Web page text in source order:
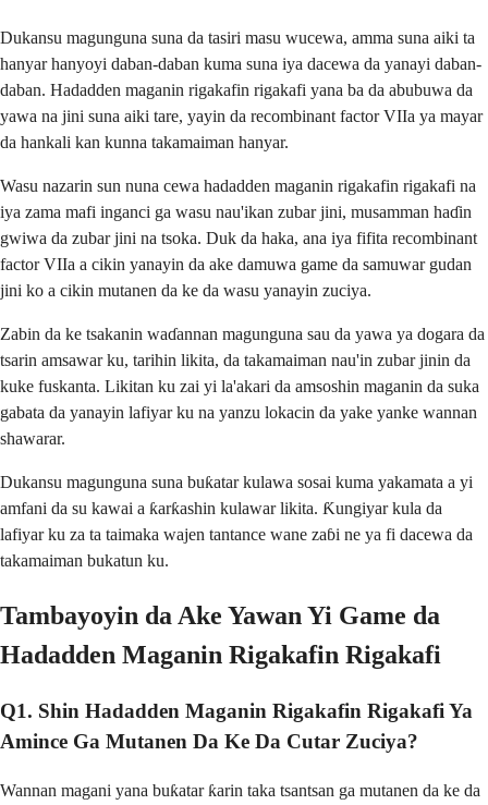
Dukansu magunguna suna da tasiri masu wucewa, amma suna aiki ta
hanyar hanyoyi daban-daban kuma suna iya dacewa da yanayi daban-
daban. Hadadden maganin rigakafin rigakafi yana ba da abubuwa da
yawa na jini suna aiki tare, yayin da recombinant factor VIIa ya mayar
da hankali kan kunna takamaiman hanyar.
Wasu nazarin sun nuna cewa hadadden maganin rigakafin rigakafi na
iya zama mafi inganci ga wasu nau'ikan zubar jini, musamman haɗin
gwiwa da zubar jini na tsoka. Duk da haka, ana iya fifita recombinant
factor VIIa a cikin yanayin da ake damuwa game da samuwar gudan
jini ko a cikin mutanen da ke da wasu yanayin zuciya.
Zabin da ke tsakanin waɗannan magunguna sau da yawa ya dogara da
tsarin amsawar ku, tarihin likita, da takamaiman nau'in zubar jinin da
kuke fuskanta. Likitan ku zai yi la'akari da amsoshin maganin da suka
gabata da yanayin lafiyar ku na yanzu lokacin da yake yanke wannan
shawarar.
Dukansu magunguna suna buƙatar kulawa sosai kuma yakamata a yi
amfani da su kawai a ƙarƙashin kulawar likita. Ƙungiyar kula da
lafiyar ku za ta taimaka wajen tantance wane zaɓi ne ya fi dacewa da
takamaiman bukatun ku.
Tambayoyin da Ake Yawan Yi Game da
Hadadden Maganin Rigakafin Rigakafi
Q1. Shin Hadadden Maganin Rigakafin Rigakafi Ya
Amince Ga Mutanen Da Ke Da Cutar Zuciya?
Wannan magani yana buƙatar ƙarin taka tsantsan ga mutanen da ke da